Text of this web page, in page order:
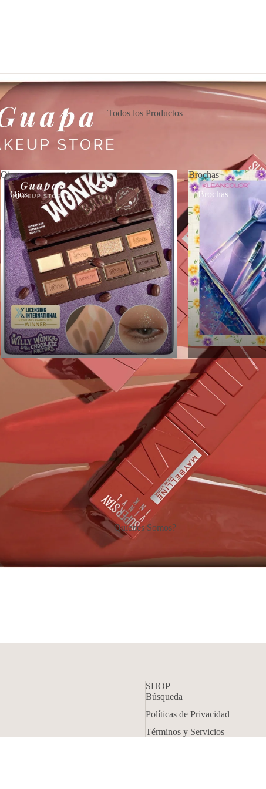
Todos los Productos
Ojos
Ojos
Brochas
Brochas
Quienes Somos?
SHOP
Búsqueda
Políticas de Privacidad
Términos y Servicios
Política de reembolso
Términos del servicio